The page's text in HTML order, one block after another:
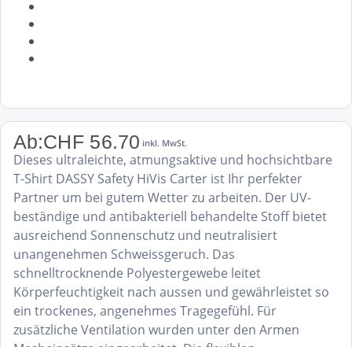
Ab:CHF56.70 inkl. MwSt.
Dieses ultraleichte, atmungsaktive und hochsichtbare
T-Shirt DASSY Safety HiVis Carter ist Ihr perfekter
Partner um bei gutem Wetter zu arbeiten. Der UV-
beständige und antibakteriell behandelte Stoff bietet
ausreichend Sonnenschutz und neutralisiert
unangenehmen Schweissgeruch. Das
schnelltrocknende Polyestergewebe leitet
Körperfeuchtigkeit nach aussen und gewährleistet so
ein trockenes, angenehmes Tragegefühl. Für
zusätzliche Ventilation wurden unter den Armen